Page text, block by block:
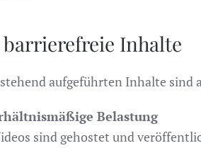
Inhalte
aufgeführten Inhalte sind
Belastung
sind gehostet und